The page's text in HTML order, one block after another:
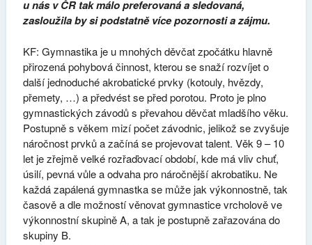
u nás v ČR tak málo preferovaná a sledovaná,
zasloužila by si podstatně více pozornosti a zájmu.
KF: Gymnastika je u mnohých děvčat zpočátku hlavně
přirozená pohybová činnost, kterou se snaží rozvíjet o
další jednoduché akrobatické prvky (kotouly, hvězdy,
přemety, …) a předvést se před porotou. Proto je plno
gymnastických závodů s převahou děvčat mladšího věku.
Postupně s věkem mizí počet závodnic, jelikož se zvyšuje
náročnost prvků a začíná se projevovat talent. Věk 9 – 10
let je zřejmě velké rozřaďovací období, kde má vliv chuť,
úsilí, pevná vůle a odvaha pro náročnější akrobatiku. Ne
každá zapálená gymnastka se může jak výkonnostně, tak
časově a dle možností věnovat gymnastice vrcholově ve
výkonnostní skupině A, a tak je postupně zařazována do
skupiny B.